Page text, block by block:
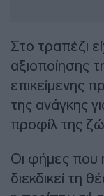
Στο τραπέζι
αξιοποίησης
επικείμενης
της ανάγκης
προφίλ της
Οι φήμες που
διεκδικεί τη